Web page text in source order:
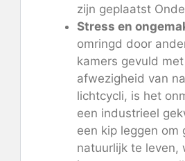
zijn geplaatst
Stress en
omringd door
kamers gevuld
afwezigheid van
lichtcycli, is het
een industrieel
een kip leggen om
natuurlijk te leven,